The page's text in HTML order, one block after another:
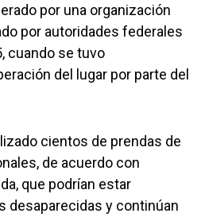
por una organización
por autoridades federales
cuando se tuvo
del lugar por parte del
cientos de prendas de
de acuerdo con
que podrían estar
desaparecidas y continúan